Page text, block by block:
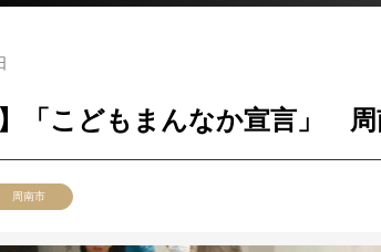
】「こどもまんなか宣言」
周南市